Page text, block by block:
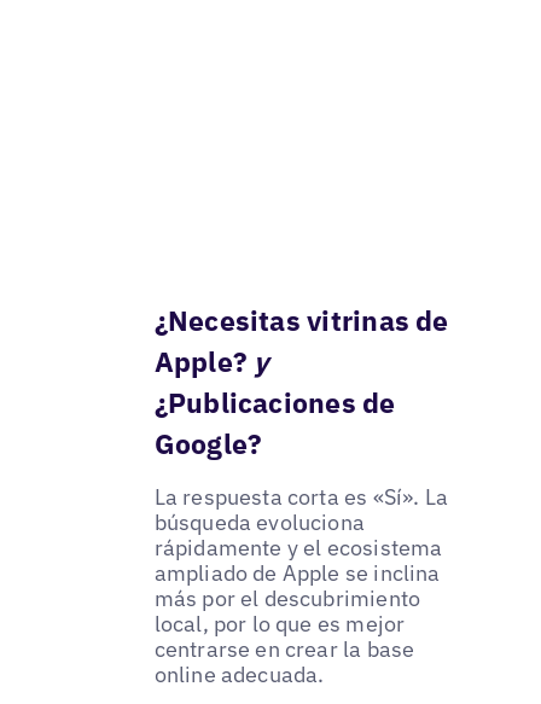
¿Necesitas vitrinas de
Apple? y
¿Publicaciones de
Google?
La respuesta corta es «Sí». La
búsqueda evoluciona
rápidamente y el ecosistema
ampliado de Apple se inclina
más por el descubrimiento
local, por lo que es mejor
centrarse en crear la base
online adecuada.